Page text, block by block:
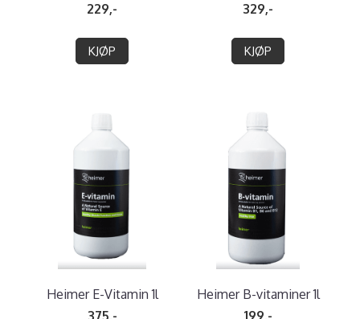
229,-
KJØP
329,-
KJØP
Heimer E-Vitamin 1l
375,-
Heimer B-vitaminer 1l
199,-